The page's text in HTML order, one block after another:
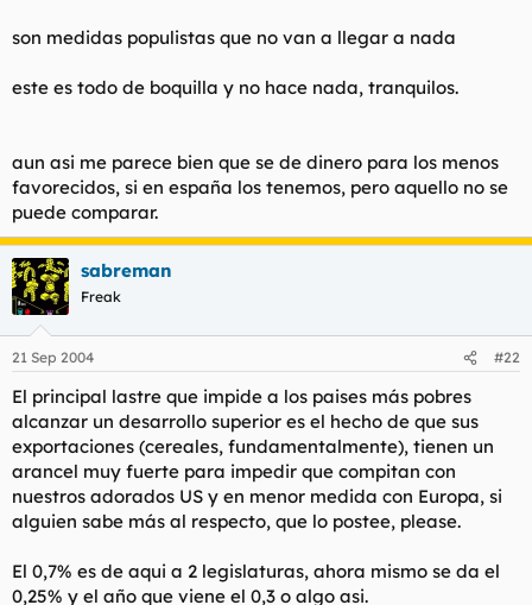
son medidas populistas que no van a llegar a nada
este es todo de boquilla y no hace nada, tranquilos.
aun asi me parece bien que se de dinero para los menos
favorecidos, si en españa los tenemos, pero aquello no se
puede comparar.
sabreman
Freak
21 Sep 2004 #22
El principal lastre que impide a los paises más pobres
alcanzar un desarrollo superior es el hecho de que sus
exportaciones (cereales, fundamentalmente), tienen un
arancel muy fuerte para impedir que compitan con
nuestros adorados US y en menor medida con Europa, si
alguien sabe más al respecto, que lo postee, please.
El 0,7% es de aqui a 2 legislaturas, ahora mismo se da el
0,25% y el año que viene el 0,3 o algo asi.